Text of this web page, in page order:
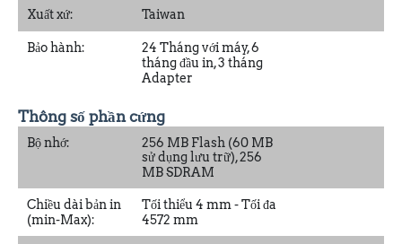
Xuất xứ: Taiwan
Bảo hành:
24 Tháng với máy, 6
tháng đầu in, 3 tháng
Adapter
Thông số phần cứng
Bộ nhớ:
256 MB Flash (60 MB
sử dụng lưu trữ), 256
MB SDRAM
Chiều dài bản in
(min-Max):
Tối thiểu 4 mm - Tối đa
4572 mm